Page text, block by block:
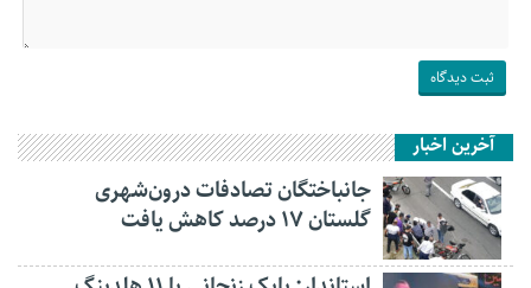
آخرین اخبار
جانباختگان تصادفات درون‌شهری
گلستان ۱۷ درصد کاهش یافت